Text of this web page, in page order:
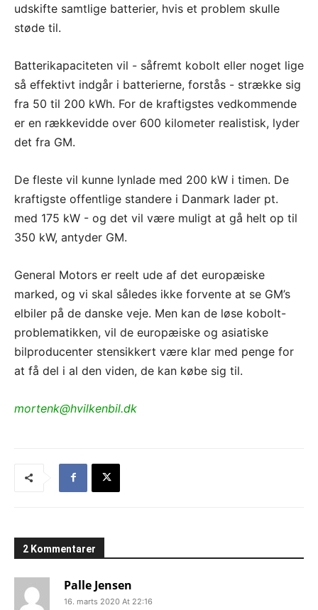
udskifte samtlige batterier, hvis et problem skulle
støde til.
Batterikapaciteten vil - såfremt kobolt eller noget lige
så effektivt indgår i batterierne, forstås - strække sig
fra 50 til 200 kWh. For de kraftigstes vedkommende
er en rækkevidde over 600 kilometer realistisk, lyder
det fra GM.
De fleste vil kunne lynlade med 200 kW i timen. De
kraftigste offentlige standere i Danmark lader pt.
med 175 kW - og det vil være muligt at gå helt op til
350 kW, antyder GM.
General Motors er reelt ude af det europæiske
marked, og vi skal således ikke forvente at se GM’s
elbiler på de danske veje. Men kan de løse kobolt-
problematikken, vil de europæiske og asiatiske
bilproducenter stensikkert være klar med penge for
at få del i al den viden, de kan købe sig til.
mortenk@hvilkenbil.dk
2 Kommentarer
Palle Jensen
16. marts 2020 At 22:16